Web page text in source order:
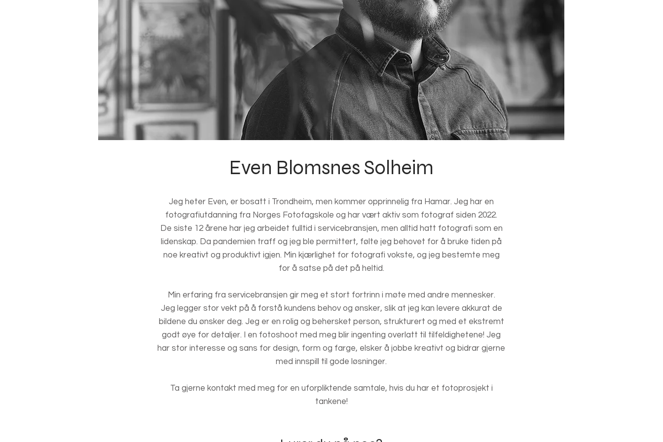
Even Blomsnes Solheim
Jeg heter Even, er bosatt i Trondheim, men kommer opprinnelig fra Hamar. Jeg har en
fotografiutdanning fra Norges Fotofagskole og har vært aktiv som fotograf siden 2022.
De siste 12 årene har jeg arbeidet fulltid i servicebransjen, men alltid hatt fotografi som en
lidenskap. Da pandemien traff og jeg ble permittert, følte jeg behovet for å bruke tiden på
noe kreativt og produktivt igjen. Min kjærlighet for fotografi vokste, og jeg bestemte meg
for å satse på det på heltid.
Min erfaring fra servicebransjen gir meg et stort fortrinn i møte med andre mennesker.
Jeg legger stor vekt på å forstå kundens behov og ønsker, slik at jeg kan levere akkurat de
bildene du ønsker deg. Jeg er en rolig og behersket person, strukturert og med et ekstremt
godt øye for detaljer. I en fotoshoot med meg blir ingenting overlatt til tilfeldighetene! Jeg
har stor interesse og sans for design, form og farge, elsker å jobbe kreativt og bidrar gjerne
med innspill til gode løsninger.
Ta gjerne kontakt med meg for en uforpliktende samtale, hvis du har et fotoprosjekt i
tankene!